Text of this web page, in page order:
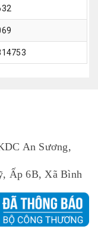
An Sương,
Ấp 6B, Xã Bình